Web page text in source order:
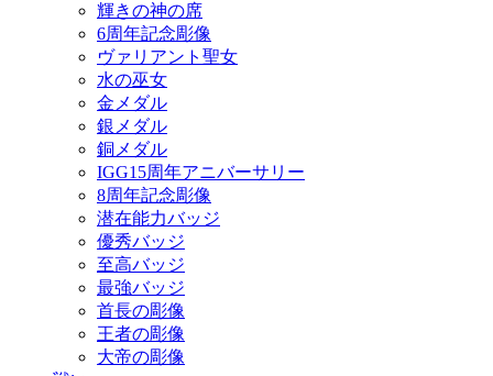
輝きの神の席
6周年記念彫像
ヴァリアント聖女
水の巫女
金メダル
銀メダル
銅メダル
IGG15周年アニバーサリー
8周年記念彫像
潜在能力バッジ
優秀バッジ
至高バッジ
最強バッジ
首長の彫像
王者の彫像
大帝の彫像